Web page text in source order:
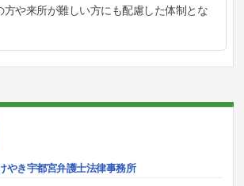
方や来所が難しい方にも配慮した体制とな
やき宇都宮弁護士法律事務所